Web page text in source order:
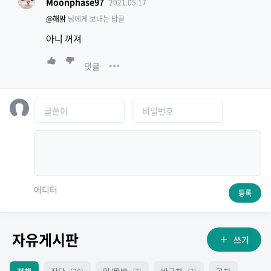
@해맑 님에게 보내는 답글
아니 꺼져
댓글
에디터 등록
자유게시판 쓰기